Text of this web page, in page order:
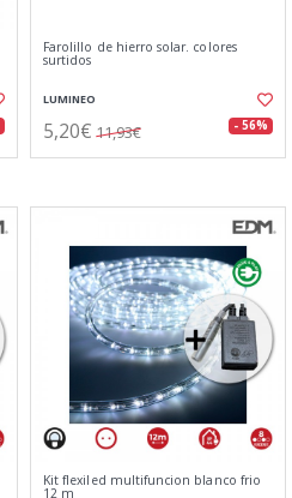
Farolillo de hierro solar. colores
surtidos
LUMINEO
5,20€ 11,93€ - 56%
Kit flexiled multifuncion blanco frio
12 m